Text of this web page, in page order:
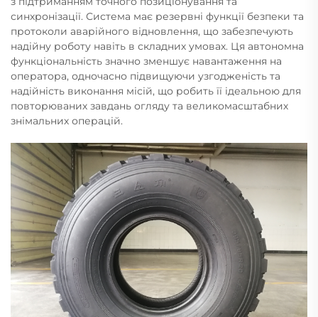
синхронізації. Система має резервні функції безпеки та
протоколи аварійного відновлення, що забезпечують
надійну роботу навіть в складних умовах. Ця автономна
функціональність значно зменшує навантаження на
оператора, одночасно підвищуючи узгодженість та
надійність виконання місій, що робить її ідеальною для
повторюваних завдань огляду та великомасштабних
знімальних операцій.